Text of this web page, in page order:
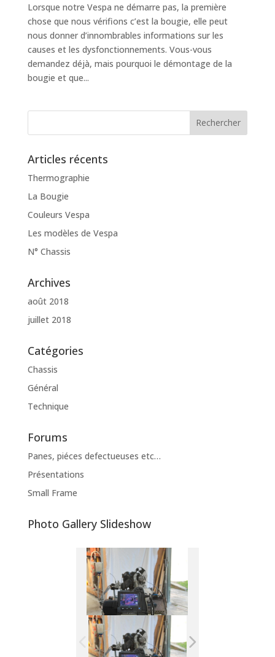
Lorsque notre Vespa ne démarre pas, la première
chose que nous vérifions c’est la bougie, elle peut
nous donner d’innombrables informations sur les
causes et les dysfonctionnements. Vous-vous
demandez déjà, mais pourquoi le démontage de la
bougie et que...
Articles récents
Thermographie
La Bougie
Couleurs Vespa
Les modèles de Vespa
N° Chassis
Archives
août 2018
juillet 2018
Catégories
Chassis
Général
Technique
Forums
Panes, piéces defectueuses etc…
Présentations
Small Frame
Photo Gallery Slideshow